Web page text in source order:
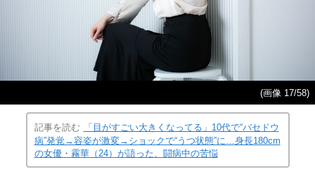
(画像 17/58)
記事を読む
「目がすごい大きくなってる」10代で“バセドウ
病”発覚→容姿が激変→ショックで“うつ状態”に…身長180cm
の女優・霧華（24）が語った、闘病中の苦悩